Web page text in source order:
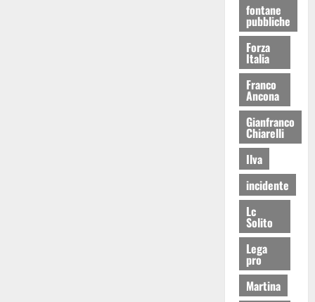
fontane
pubbliche
Forza
Italia
Franco
Ancona
Gianfranco
Chiarelli
Ilva
incidente
Lc
Solito
Lega
pro
Martina